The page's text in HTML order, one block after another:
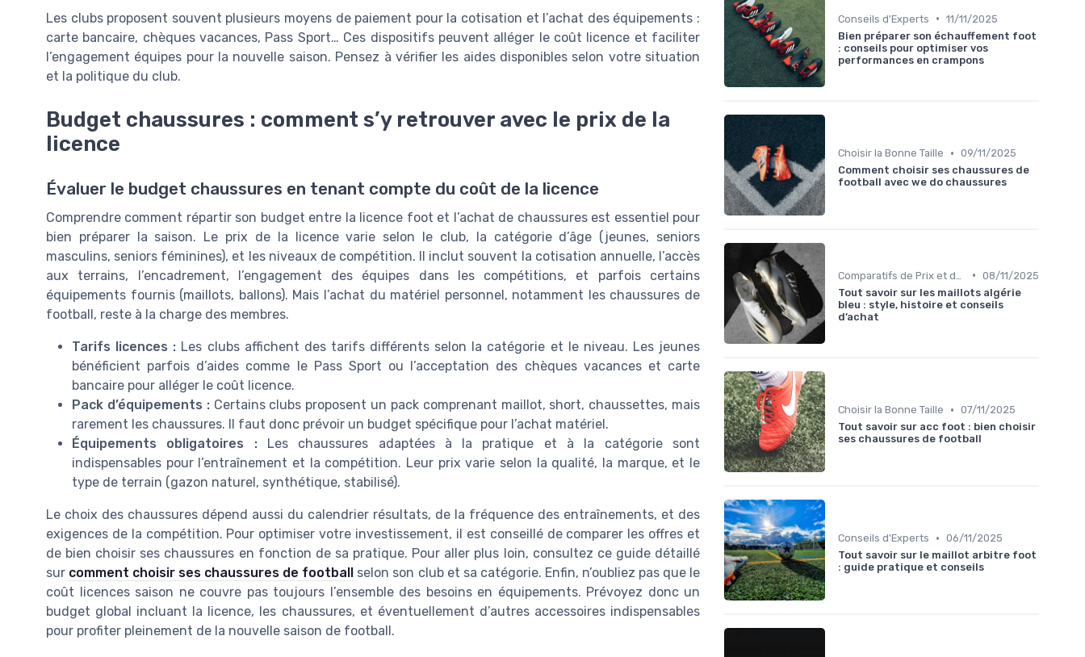
Les clubs proposent souvent plusieurs moyens de paiement pour la cotisation et l’achat des équipements :
carte bancaire, chèques vacances, Pass Sport… Ces dispositifs peuvent alléger le coût licence et faciliter
l’engagement équipes pour la nouvelle saison. Pensez à vérifier les aides disponibles selon votre situation
et la politique du club.
Budget chaussures : comment s’y retrouver avec le prix de la
licence
Évaluer le budget chaussures en tenant compte du coût de la licence
Comprendre comment répartir son budget entre la licence foot et l’achat de chaussures est essentiel pour
bien préparer la saison. Le prix de la licence varie selon le club, la catégorie d’âge (jeunes, seniors
masculins, seniors féminines), et les niveaux de compétition. Il inclut souvent la cotisation annuelle, l’accès
aux terrains, l’encadrement, l’engagement des équipes dans les compétitions, et parfois certains
équipements fournis (maillots, ballons). Mais l’achat du matériel personnel, notamment les chaussures de
football, reste à la charge des membres.
Tarifs licences : Les clubs affichent des tarifs différents selon la catégorie et le niveau. Les jeunes
bénéficient parfois d’aides comme le Pass Sport ou l’acceptation des chèques vacances et carte
bancaire pour alléger le coût licence.
Pack d’équipements :Certains clubs proposent un pack comprenant maillot, short, chaussettes, mais
rarement les chaussures. Il faut donc prévoir un budget spécifique pour l’achat matériel.
Équipements obligatoires :Les chaussures adaptées à la pratique et à la catégorie sont
indispensables pour l’entraînement et la compétition. Leur prix varie selon la qualité, la marque, et le
type de terrain (gazon naturel, synthétique, stabilisé).
Le choix des chaussures dépend aussi du calendrier résultats, de la fréquence des entraînements, et des
exigences de la compétition. Pour optimiser votre investissement, il est conseillé de comparer les offres et
de bien choisir ses chaussures en fonction de sa pratique. Pour aller plus loin, consultez ce guide détaillé
sur comment choisir ses chaussures de football selon son club et sa catégorie. Enfin, n’oubliez pas que le
coût licences saison ne couvre pas toujours l’ensemble des besoins en équipements. Prévoyez donc un
budget global incluant la licence, les chaussures, et éventuellement d’autres accessoires indispensables
pour profiter pleinement de la nouvelle saison de football.
Conseils d'Experts • 11/11/2025
Bien préparer son échauffement foot
: conseils pour optimiser vos
performances en crampons
Choisir la Bonne Taille • 09/11/2025
Comment choisir ses chaussures de
football avec we do chaussures
• 08/11/2025
Tout savoir sur les maillots algérie
bleu : style, histoire et conseils
d’achat
Choisir la Bonne Taille • 07/11/2025
Tout savoir sur acc foot : bien choisir
ses chaussures de football
Conseils d'Experts • 06/11/2025
Tout savoir sur le maillot arbitre foot
: guide pratique et conseils